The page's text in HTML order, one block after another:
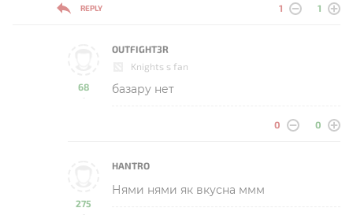
REPLY 1 1
68
-
OUTFIGHT3R
Knights s fan
базару нет
0 0
275
-
HANTRO
Нями нями як вкусна ммм